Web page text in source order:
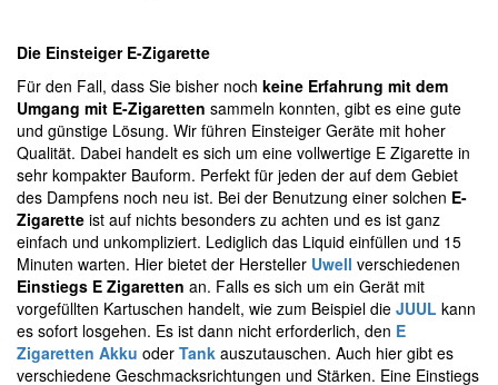
Die Einsteiger E-Zigarette
Für den Fall, dass Sie bisher noch keine Erfahrung mit dem
Umgang mit E-Zigaretten sammeln konnten, gibt es eine gute
und günstige Lösung. Wir führen Einsteiger Geräte mit hoher
Qualität. Dabei handelt es sich um eine vollwertige E Zigarette in
sehr kompakter Bauform. Perfekt für jeden der auf dem Gebiet
des Dampfens noch neu ist. Bei der Benutzung einer solchen E-
Zigarette ist auf nichts besonders zu achten und es ist ganz
einfach und unkompliziert. Lediglich das Liquid einfüllen und 15
Minuten warten. Hier bietet der Hersteller Uwell verschiedenen
Einstiegs E Zigaretten an. Falls es sich um ein Gerät mit
vorgefüllten Kartuschen handelt, wie zum Beispiel die JUUL kann
es sofort losgehen. Es ist dann nicht erforderlich, den E
Zigaretten Akku oder Tank auszutauschen. Auch hier gibt es
verschiedene Geschmacksrichtungen und Stärken. Eine Einstiegs